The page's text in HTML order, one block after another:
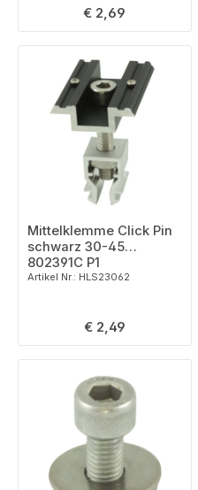
Regulärer Preis:
€ 2,69
Mittelklemme Click Pin
schwarz 30-45
802391C P1
Artikel Nr.: HLS23062
Regulärer Preis:
€ 2,49